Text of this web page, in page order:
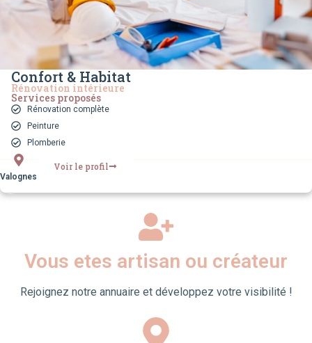
Confort & Habitat
Rénovation intérieure
Services proposés
Rénovation complète
Peinture
Plomberie
Valognes
Voir le profil
Vous etes artisan ou créateur
Rejoignez notre annuaire et développez votre visibilité !